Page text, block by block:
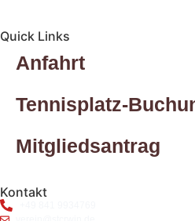
Quick Links
Anfahrt
Tennisplatz-
Mitgliedsantrag
Kontakt